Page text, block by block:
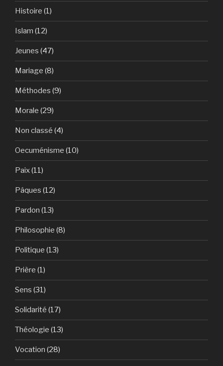
Histoire (1)
Islam (12)
Jeunes (47)
Mariage (8)
Méthodes (9)
Morale (29)
Non classé (4)
Oecuménisme (10)
Paix(11)
Pâques (12)
Pardon (13)
Philosophie (8)
Politique (13)
Prière (1)
Sens (31)
Solidarité (17)
Théologie (13)
Vocation (28)